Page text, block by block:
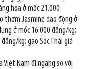
hoa ở mốc 21.000
thơm Jasmine dao động ở
ở mốc 16.000 đồng/kg;
kg; gạo Sóc Thái giá
Nam đi ngang so với